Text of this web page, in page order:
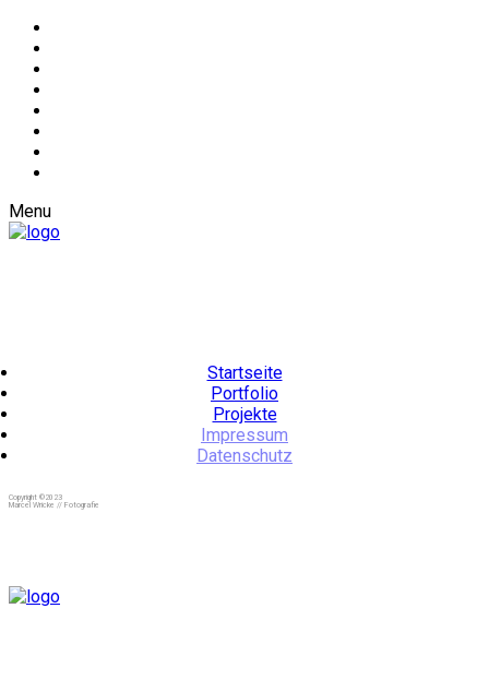
Menu
Startseite
Portfolio
Projekte
Impressum
Datenschutz
Copyright ©2023
Marcel Wricke // Fotografie